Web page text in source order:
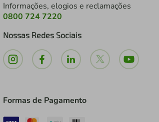
Informações, elogios e reclamações
0800 724 7220
Nossas Redes Sociais
Formas de Pagamento